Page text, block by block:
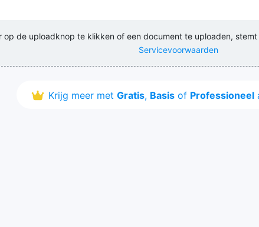
op de uploadknop te klikken of een document te uploaden, stemt
Servicevoorwaarden
Krijg meer met Gratis, Basis of Professioneel